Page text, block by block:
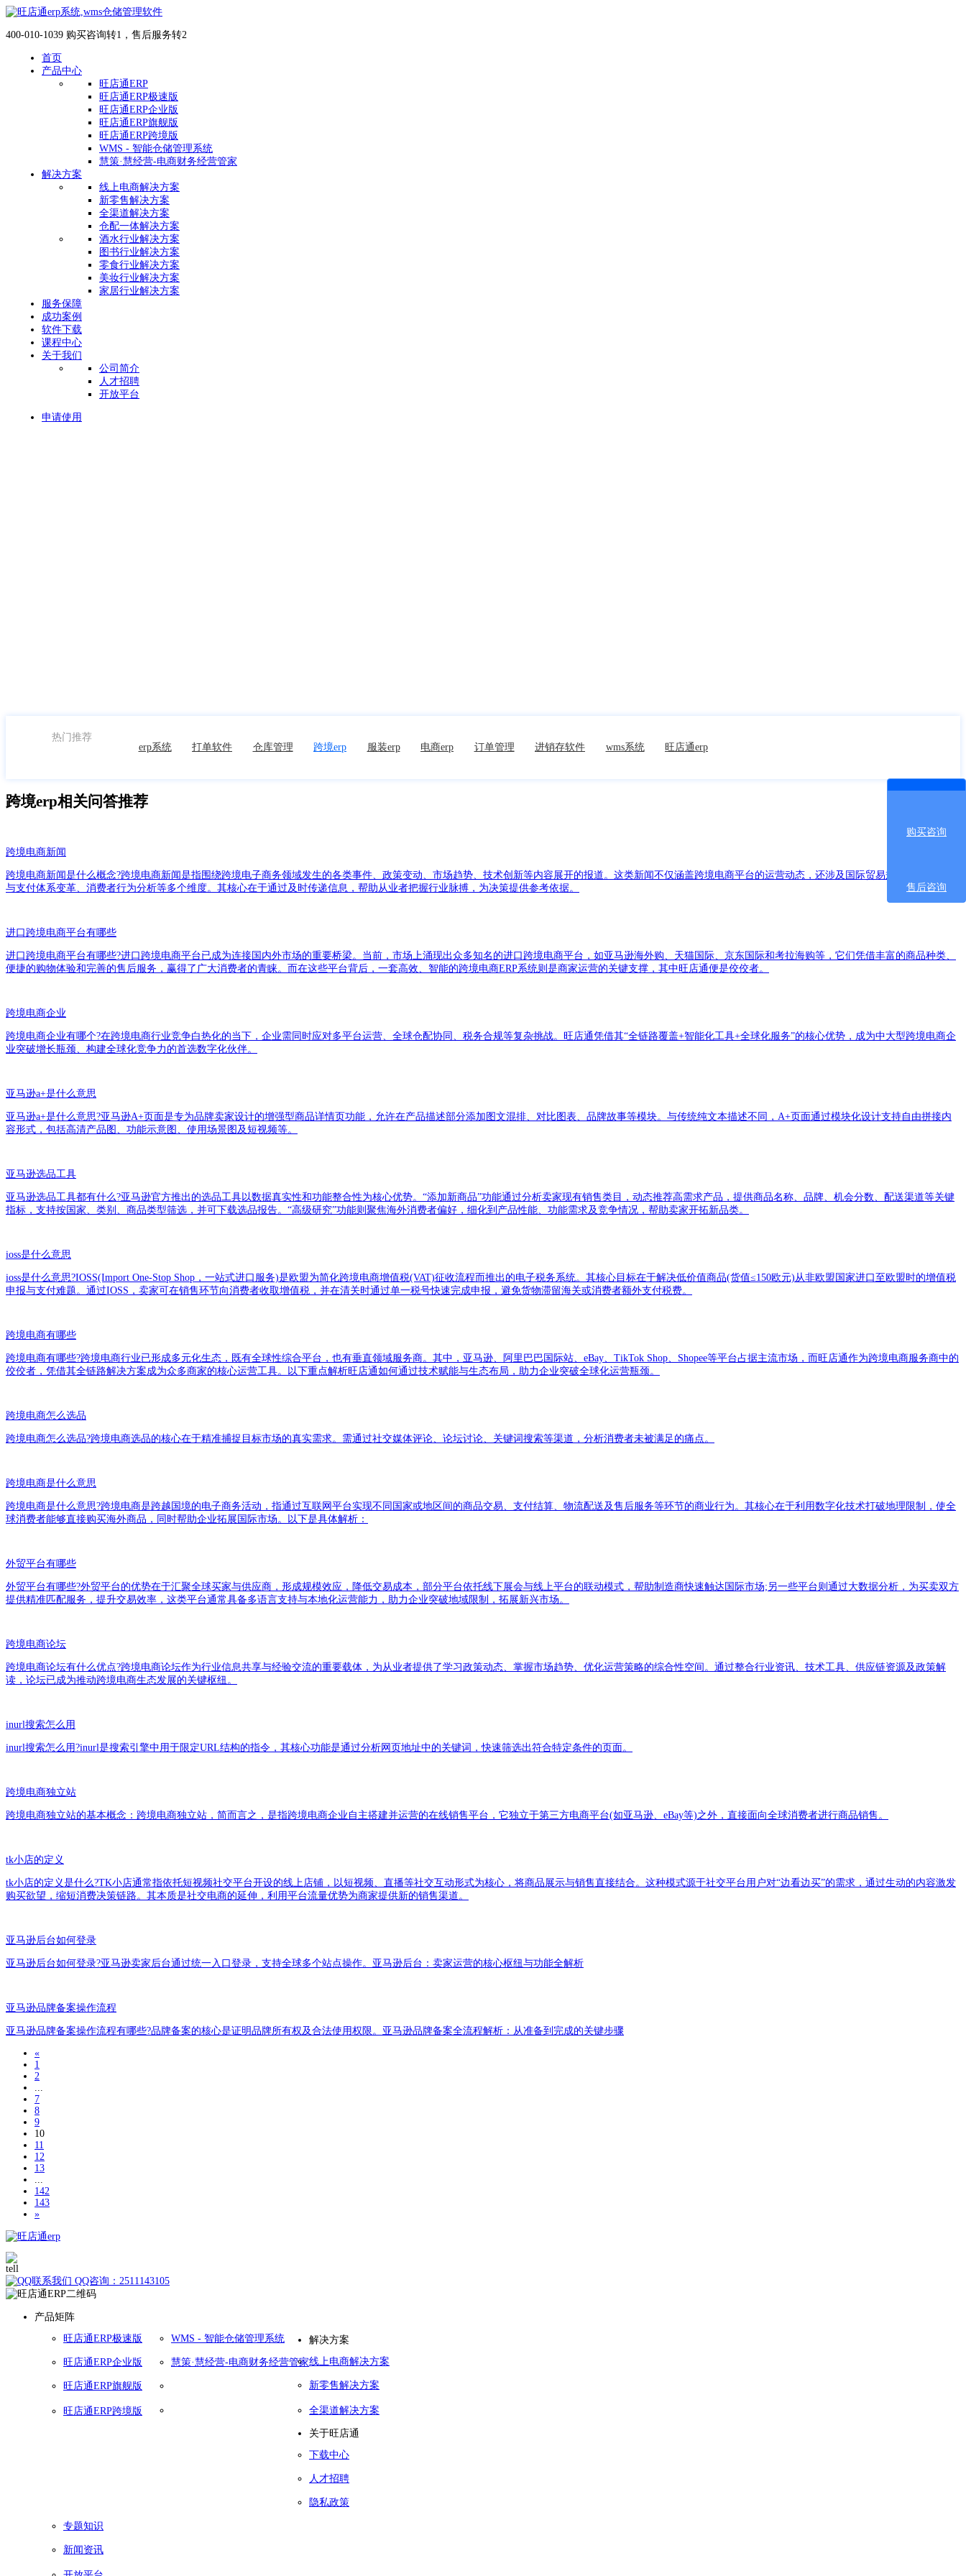
400-010-1039 购买咨询转1，售后服务转2
首页
产品中心
旺店通ERP
旺店通ERP极速版
旺店通ERP企业版
旺店通ERP旗舰版
旺店通ERP跨境版
WMS - 智能仓储管理系统
慧策·慧经营-电商财务经营管家
解决方案
线上电商解决方案
新零售解决方案
全渠道解决方案
仓配一体解决方案
酒水行业解决方案
图书行业解决方案
零食行业解决方案
美妆行业解决方案
家居行业解决方案
服务保障
成功案例
软件下载
课程中心
关于我们
公司简介
人才招聘
开放平台
申请使用
热门推荐
erp系统
打单软件 仓库管理 跨境erp 服装erp 电商erp 订单管理 进销存软件 wms系统 旺店通erp
跨境erp相关问答推荐
跨境电商新闻
跨境电商新闻是什么概念?跨境电商新闻是指围绕跨境电子商务领域发生的各类事件、政策变动、市场趋势、技术创新等内容展开的报道。这类新闻不仅涵盖跨境电商平台的运营动态，还涉及国际贸易规则调整、物流
与支付体系变革、消费者行为分析等多个维度。其核心在于通过及时传递信息，帮助从业者把握行业脉搏，为决策提供参考依据。
进口跨境电商平台有哪些
进口跨境电商平台有哪些?进口跨境电商平台已成为连接国内外市场的重要桥梁。当前，市场上涌现出众多知名的进口跨境电商平台，如亚马逊海外购、天猫国际、京东国际和考拉海购等，它们凭借丰富的商品种类、
便捷的购物体验和完善的售后服务，赢得了广大消费者的青睐。而在这些平台背后，一套高效、智能的跨境电商ERP系统则是商家运营的关键支撑，其中旺店通便是佼佼者。
跨境电商企业
跨境电商企业有哪个?在跨境电商行业竞争白热化的当下，企业需同时应对多平台运营、全球仓配协同、税务合规等复杂挑战。旺店通凭借其“全链路覆盖+智能化工具+全球化服务”的核心优势，成为中大型跨境电商企
业突破增长瓶颈、构建全球化竞争力的首选数字化伙伴。
亚马逊a+是什么意思
亚马逊a+是什么意思?亚马逊A+页面是专为品牌卖家设计的增强型商品详情页功能，允许在产品描述部分添加图文混排、对比图表、品牌故事等模块。与传统纯文本描述不同，A+页面通过模块化设计支持自由拼接内
容形式，包括高清产品图、功能示意图、使用场景图及短视频等。
亚马逊选品工具
亚马逊选品工具都有什么?亚马逊官方推出的选品工具以数据真实性和功能整合性为核心优势。“添加新商品”功能通过分析卖家现有销售类目，动态推荐高需求产品，提供商品名称、品牌、机会分数、配送渠道等关键
指标，支持按国家、类别、商品类型筛选，并可下载选品报告。“高级研究”功能则聚焦海外消费者偏好，细化到产品性能、功能需求及竞争情况，帮助卖家开拓新品类。
ioss是什么意思
ioss是什么意思?IOSS(Import One-Stop Shop，一站式进口服务)是欧盟为简化跨境电商增值税(VAT)征收流程而推出的电子税务系统。其核心目标在于解决低价值商品(货值≤150欧元)从非欧盟国家进口至欧盟时的增值税
申报与支付难题。通过IOSS，卖家可在销售环节向消费者收取增值税，并在清关时通过单一税号快速完成申报，避免货物滞留海关或消费者额外支付税费。
跨境电商有哪些
跨境电商有哪些?跨境电商行业已形成多元化生态，既有全球性综合平台，也有垂直领域服务商。其中，亚马逊、阿里巴巴国际站、eBay、TikTok Shop、Shopee等平台占据主流市场，而旺店通作为跨境电商服务商中的
佼佼者，凭借其全链路解决方案成为众多商家的核心运营工具。以下重点解析旺店通如何通过技术赋能与生态布局，助力企业突破全球化运营瓶颈。
跨境电商怎么选品
跨境电商怎么选品?跨境电商选品的核心在于精准捕捉目标市场的真实需求。需通过社交媒体评论、论坛讨论、关键词搜索等渠道，分析消费者未被满足的痛点。
跨境电商是什么意思
跨境电商是什么意思?跨境电商是跨越国境的电子商务活动，指通过互联网平台实现不同国家或地区间的商品交易、支付结算、物流配送及售后服务等环节的商业行为。其核心在于利用数字化技术打破地理限制，使全
球消费者能够直接购买海外商品，同时帮助企业拓展国际市场。以下是具体解析：
外贸平台有哪些
外贸平台有哪些?外贸平台的优势在于汇聚全球买家与供应商，形成规模效应，降低交易成本，部分平台依托线下展会与线上平台的联动模式，帮助制造商快速触达国际市场;另一些平台则通过大数据分析，为买卖双方
提供精准匹配服务，提升交易效率，这类平台通常具备多语言支持与本地化运营能力，助力企业突破地域限制，拓展新兴市场。
跨境电商论坛
跨境电商论坛有什么优点?跨境电商论坛作为行业信息共享与经验交流的重要载体，为从业者提供了学习政策动态、掌握市场趋势、优化运营策略的综合性空间。通过整合行业资讯、技术工具、供应链资源及政策解
读，论坛已成为推动跨境电商生态发展的关键枢纽。
inurl搜索怎么用
inurl搜索怎么用?inurl是搜索引擎中用于限定URL结构的指令，其核心功能是通过分析网页地址中的关键词，快速筛选出符合特定条件的页面。
跨境电商独立站
跨境电商独立站的基本概念：跨境电商独立站，简而言之，是指跨境电商企业自主搭建并运营的在线销售平台，它独立于第三方电商平台(如亚马逊、eBay等)之外，直接面向全球消费者进行商品销售。
tk小店的定义
tk小店的定义是什么?TK小店通常指依托短视频社交平台开设的线上店铺，以短视频、直播等社交互动形式为核心，将商品展示与销售直接结合。这种模式源于社交平台用户对“边看边买”的需求，通过生动的内容激发
购买欲望，缩短消费决策链路。其本质是社交电商的延伸，利用平台流量优势为商家提供新的销售渠道。
亚马逊后台如何登录
亚马逊后台如何登录?亚马逊卖家后台通过统一入口登录，支持全球多个站点操作。亚马逊后台：卖家运营的核心枢纽与功能全解析
亚马逊品牌备案操作流程
亚马逊品牌备案操作流程有哪些?品牌备案的核心是证明品牌所有权及合法使用权限。亚马逊品牌备案全流程解析：从准备到完成的关键步骤
«
1
2
7
8
9
10
11
12
13
142
143
»
QQ咨询：2511143105
产品矩阵
旺店通ERP极速版
旺店通ERP企业版
旺店通ERP旗舰版
旺店通ERP跨境版
WMS - 智能仓储管理系统
慧策·慧经营-电商财务经营管家
解决方案
线上电商解决方案
新零售解决方案
全渠道解决方案
关于旺店通
下载中心
人才招聘
隐私政策
专题知识
新闻资讯
购买咨询
售后咨询